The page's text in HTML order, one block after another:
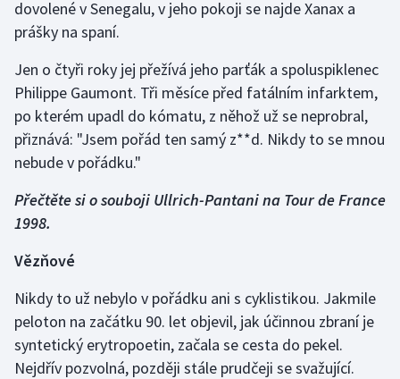
dovolené v Senegalu, v jeho pokoji se najde Xanax a
prášky na spaní.
Jen o čtyři roky jej přežívá jeho parťák a spoluspiklenec
Philippe Gaumont. Tři měsíce před fatálním infarktem,
po kterém upadl do kómatu, z něhož už se neprobral,
přiznává: "Jsem pořád ten samý z**d. Nikdy to se mnou
nebude v pořádku."
Přečtěte si o souboji Ullrich-Pantani na Tour de France
1998.
Vězňové
Nikdy to už nebylo v pořádku ani s cyklistikou. Jakmile
peloton na začátku 90. let objevil, jak účinnou zbraní je
syntetický erytropoetin, začala se cesta do pekel.
Nejdřív pozvolná, později stále prudčeji se svažující.